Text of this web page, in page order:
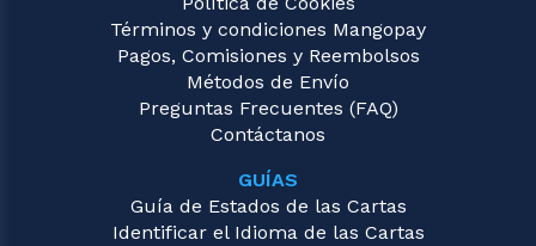
Términos y condiciones Mangopay
Pagos, Comisiones y Reembolsos
Métodos de Envío
Preguntas Frecuentes (FAQ)
Contáctanos
GUÍAS
Guía de Estados de las Cartas
Identificar el Idioma de las Cartas